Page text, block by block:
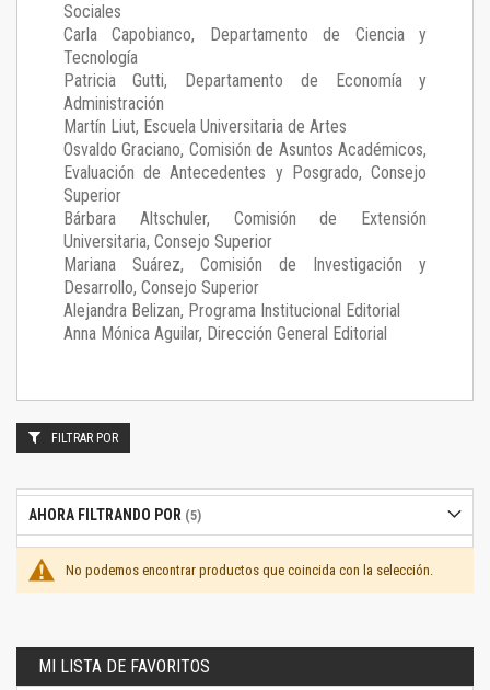
Sociales
Carla Capobianco, Departamento de Ciencia y
Tecnología
Patricia Gutti, Departamento de Economía y
Administración
Martín Liut, Escuela Universitaria de Artes
Osvaldo Graciano, Comisión de Asuntos Académicos,
Evaluación de Antecedentes y Posgrado, Consejo
Superior
Bárbara Altschuler, Comisión de Extensión
Universitaria, Consejo Superior
Mariana Suárez, Comisión de Investigación y
Desarrollo, Consejo Superior
Alejandra Belizan, Programa Institucional Editorial
Anna Mónica Aguilar, Dirección General Editorial
No podemos encontrar productos que coincida con la selección.
FILTRAR POR
AHORA FILTRANDO POR
MI LISTA DE FAVORITOS